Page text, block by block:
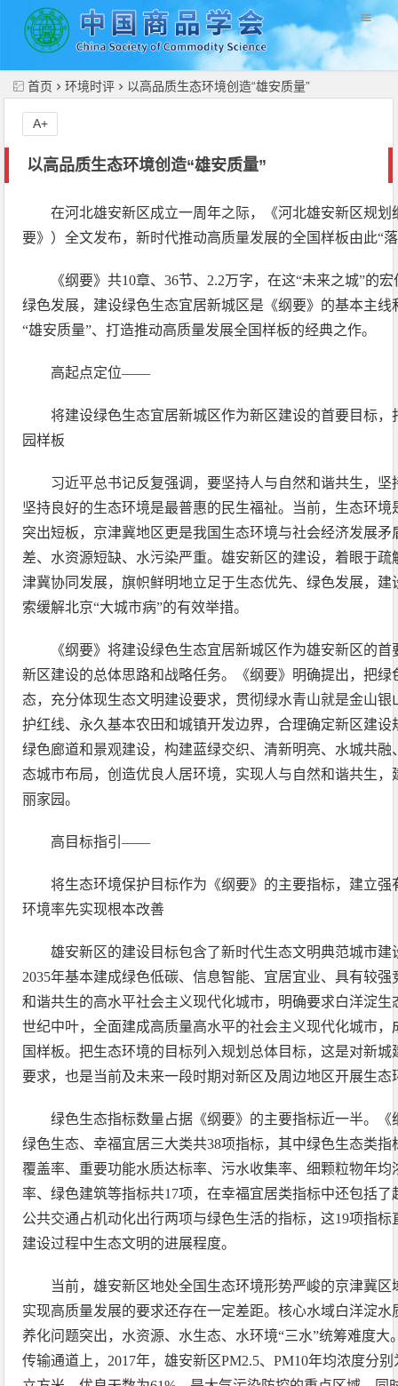
首页 环境时评 以高品质生态环境创造“雄安质量”
以高品质生态环境创造“雄安质量”
A+
在河北雄安新区成立一周年之际，《河北雄安新区规划
要》）全文发布，新时代推动高质量发展的全国样板由此“
《纲要》共10章、36节、2.2万字，在这“未来之城”的
绿色发展，建设绿色生态宜居新城区是《纲要》的基本主
“雄安质量”、打造推动高质量发展全国样板的经典之作。
高起点定位——
将建设绿色生态宜居新城区作为新区建设的首要目标
园样板
习近平总书记反复强调，要坚持人与自然和谐共生，
坚持良好的生态环境是最普惠的民生福祉。当前，生态环
突出短板，京津冀地区更是我国生态环境与社会经济发展
差、水资源短缺、水污染严重。雄安新区的建设，着眼于
津冀协同发展，旗帜鲜明地立足于生态优先、绿色发展，
索缓解北京“大城市病”的有效举措。
《纲要》将建设绿色生态宜居新城区作为雄安新区的
新区建设的总体思路和战略任务。《纲要》明确提出，把
态，充分体现生态文明建设要求，贯彻绿水青山就是金山
护红线、永久基本农田和城镇开发边界，合理确定新区建
绿色廊道和景观建设，构建蓝绿交织、清新明亮、水城共
态城市布局，创造优良人居环境，实现人与自然和谐共生
丽家园。
高目标指引——
将生态环境保护目标作为《纲要》的主要指标，建立
环境率先实现根本改善
雄安新区的建设目标包含了新时代生态文明典范城市
2035年基本建成绿色低碳、信息智能、宜居宜业、具有较
和谐共生的高水平社会主义现代化城市，明确要求白洋淀
世纪中叶，全面建成高质量高水平的社会主义现代化城市
国样板。把生态环境的目标列入规划总体目标，这是对新
要求，也是当前及未来一段时期对新区及周边地区开展生态
绿色生态指标数量占据《纲要》的主要指标近一半。
绿色生态、幸福宜居三大类共38项指标，其中绿色生态类
覆盖率、重要功能水质达标率、污水收集率、细颗粒物年
率、绿色建筑等指标共17项，在幸福宜居类指标中还包括
公共交通占机动化出行两项与绿色生活的指标，这19项指
建设过程中生态文明的进展程度。
当前，雄安新区地处全国生态环境形势严峻的京津冀
实现高质量发展的要求还存在一定差距。核心水域白洋淀
养化问题突出，水资源、水生态、水环境“三水”统筹难度大
传输通道上，2017年，雄安新区PM2.5、PM10年均浓度分